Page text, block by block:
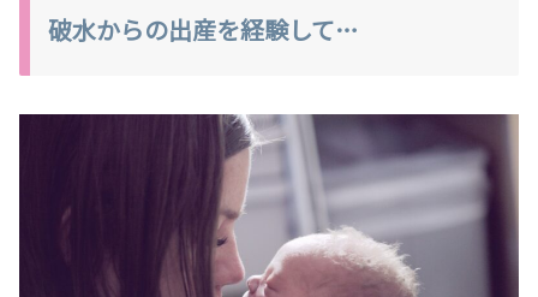
破水からの出産を経験して…